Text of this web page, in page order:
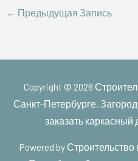
← Предыдущая Запись
Copyright © 2026
Санкт-Петербурге.
заказать каркасный
Powered by